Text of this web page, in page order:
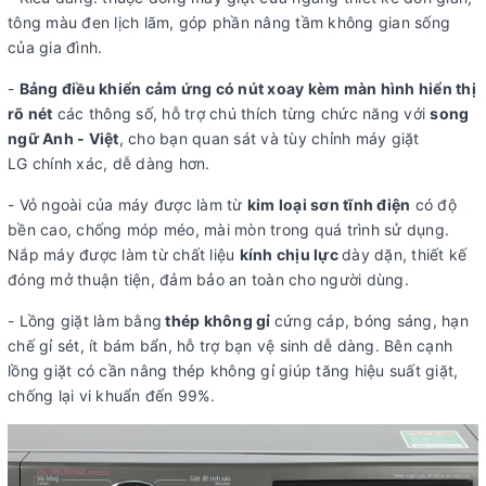
qua
LG
ThinQ
Thông tin lắp đặt
Kích thước - Khối
lượng:
Cao 84 cm - Ngang 59 cm - Sâu 60.7 cm -
Nặng 70 kg
Chiều dài ống cấp nước:
137 cm
Chiều dài ống thoát nước:
183 cm
Hãng:
LG.
Xem thông tin hãng
tông màu đen lịch lãm, góp phần nâng tầm không gian sống
của gia đình.
- Bảng điều khiển cảm ứng có nút xoay kèm màn hình hiển thị
rõ nét các thông số, hỗ trợ chú thích từng chức năng vớisong
ngữ Anh - Việt, cho bạn quan sát và tùy chỉnh máy giặt
LG chính xác, dễ dàng hơn.
- Vỏ ngoài của máy được làm từ kim loại sơn tĩnh điện có độ
bền cao, chống móp méo, mài mòn trong quá trình sử dụng.
Nắp máy được làm từ chất liệu kính chịu lựcdày dặn, thiết kế
đóng mở thuận tiện, đảm bảo an toàn cho người dùng.
- Lồng giặt làm bằng thép không gỉ cứng cáp, bóng sáng, hạn
chế gỉ sét, ít bám bẩn, hỗ trợ bạn vệ sinh dễ dàng. Bên cạnh
lồng giặt có cần nâng thép không gỉ giúp tăng hiệu suất giặt,
chống lại vi khuẩn đến 99%.